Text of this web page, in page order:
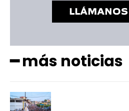
━ más noticias